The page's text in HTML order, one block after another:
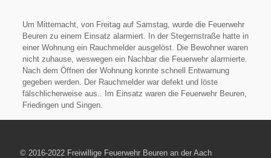
Um Mitternacht, von Freitag auf Samstag, wurde die Feuerwehr
Beuren zu einem Einsatz alarmiert. In der Stegernstraße hatte in
einer Wohnung ein Rauchmelder ausgelöst. Die Bewohner waren
nicht zuhause, weswegen ein Nachbar die Feuerwehr alarmierte.
Nach dem Öffnen der Wohnung konnte schnell Entwarnung
gegeben werden. Der Rauchmelder war defekt und löste
fälschlicherweise aus.. Im Einsatz waren die Feuerwehr Beuren,
Friedingen und Singen.
© 2016-2022 Freiwillige Feuerwehr Beuren an der Aach